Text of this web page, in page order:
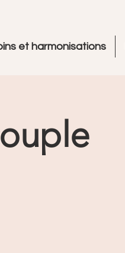
et harmonisations